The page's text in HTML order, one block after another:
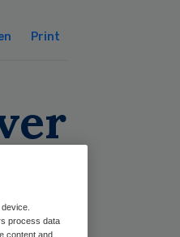
Print
process data
content and